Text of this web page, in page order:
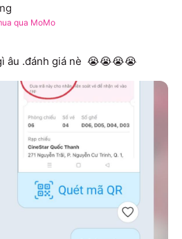
qua MoMo
âu .đánh giá nè  😭😭😭😭